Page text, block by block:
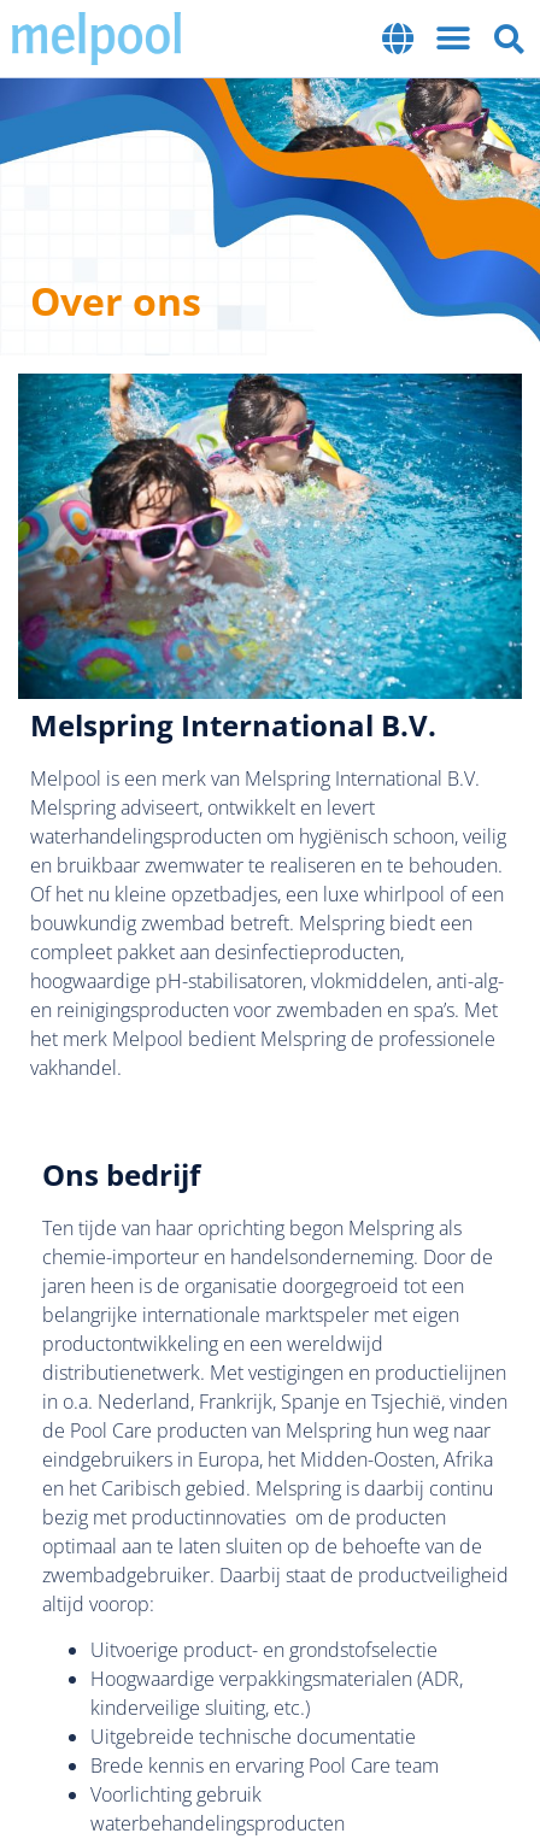
Over ons
Melspring International B.V.
Melpool is een merk van Melspring International B.V.
Melspring adviseert, ontwikkelt en levert
waterhandelingsproducten om hygiënisch schoon, veilig
en bruikbaar zwemwater te realiseren en te behouden.
Of het nu kleine opzetbadjes, een luxe whirlpool of een
bouwkundig zwembad betreft. Melspring biedt een
compleet pakket aan desinfectieproducten,
hoogwaardige pH-stabilisatoren, vlokmiddelen, anti-alg-
en reinigingsproducten voor zwembaden en spa’s. Met
het merk Melpool bedient Melspring de professionele
vakhandel.
Ons bedrijf
Ten tijde van haar oprichting begon Melspring als
chemie-importeur en handelsonderneming. Door de
jaren heen is de organisatie doorgegroeid tot een
belangrijke internationale marktspeler met eigen
productontwikkeling en een wereldwijd
distributienetwerk. Met vestigingen en productielijnen
in o.a. Nederland, Frankrijk, Spanje en Tsjechië, vinden
de Pool Care producten van Melspring hun weg naar
eindgebruikers in Europa, het Midden-Oosten, Afrika
en het Caribisch gebied. Melspring is daarbij continu
bezig met productinnovaties om de producten
optimaal aan te laten sluiten op de behoefte van de
zwembadgebruiker. Daarbij staat de productveiligheid
altijd voorop:
Uitvoerige product- en grondstofselectie
Hoogwaardige verpakkingsmaterialen (ADR,
kinderveilige sluiting, etc.)
Uitgebreide technische documentatie
Brede kennis en ervaring Pool Care team
Voorlichting gebruik
waterbehandelingsproducten